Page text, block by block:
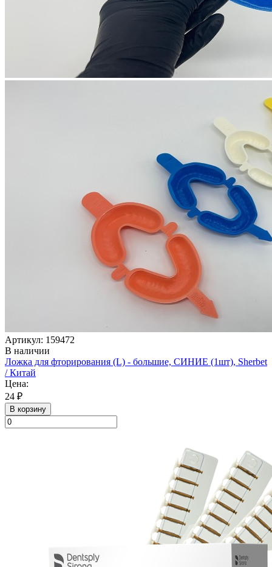
Артикул: 159472
В наличии
Ложка для фторирования (L) - большие, СИНИЕ (1шт), Sherbet
/ Китай
Цена:
24 ₽
В корзину